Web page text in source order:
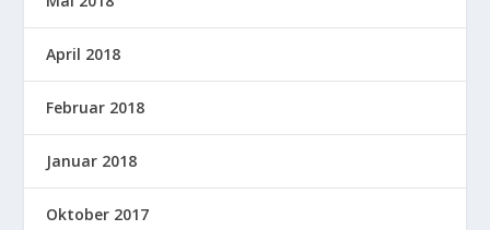
April 2018
Februar 2018
Januar 2018
Oktober 2017